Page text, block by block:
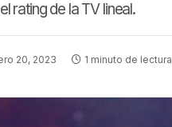
rating de la TV lineal.
20, 2023 1 minuto de lectura